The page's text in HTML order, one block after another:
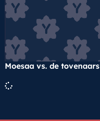
Moesaa vs. de tovenaars